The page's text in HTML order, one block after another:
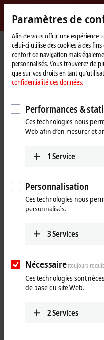
Beckhoff
-
New
Automation
Technology
Page
d'accueil
Entreprise
Nouveautés
Tutorial: TwinCAT 3 C++ | Online
Si vous cliquez sur «
adaptons les paramètres de
contenus tiers à partir de
politique de
Mar 11, 2024
Change für
Learn more about the Online
More about this
Loading...
Paramètres de
Afin de vous offrir une expérience
celui-ci utilise des cookies à des
confort de navigation mais
personnalisés. Vous trouverez de
que sur vos droits en tant
confidentialité des données.
Performances &
Ces technologies nous
Web afin d’en mesurer et
1 Service
Personnalisation
Ces technologies nous
personnalisés.
3Services
Nécessaire(toujours
Ces technologies sont
de base du site Web.
2Services